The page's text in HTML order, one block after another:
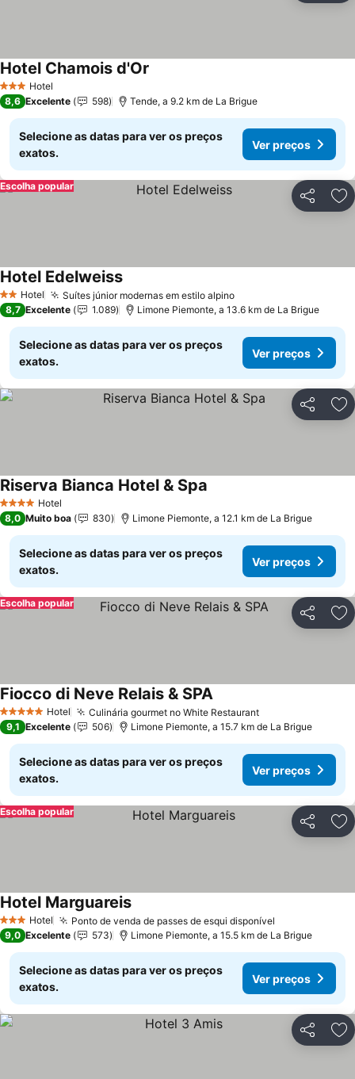
3 EstrelasHotel
Hotel Chamois d'Or
8,6 Excelente 598 Tende, a 9.2 km de La Brigue
Selecione as datas para ver os preços
exatos.
Ver preços
Partilhar
Escolha popular
2 Estrelas
Hotel Suítes júnior modernas em estilo alpino
Hotel Edelweiss
8,7 Excelente 1.089 Limone Piemonte, a 13.6 km de La Brigue
Selecione as datas para ver os preços
exatos.
Ver preços
Partilhar
4 EstrelasHotel
Riserva Bianca Hotel & Spa
8,0 Muito boa 830 Limone Piemonte, a 12.1 km de La Brigue
Selecione as datas para ver os preços
exatos.
Ver preços
Partilhar
Escolha popular
5 Estrelas Hotel Culinária gourmet no White Restaurant
Fiocco di Neve Relais & SPA
9,1 Excelente 506 Limone Piemonte, a 15.7 km de La Brigue
Selecione as datas para ver os preços
exatos.
Ver preços
Partilhar
Escolha popular
3 EstrelasHotel Ponto de venda de passes de esqui disponível
Hotel Marguareis
9,0 Excelente 573 Limone Piemonte, a 15.5 km de La Brigue
Selecione as datas para ver os preços
exatos.
Ver preços
Partilhar